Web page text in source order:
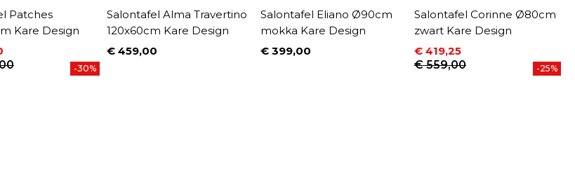
Patches
Kare Design
prijs
-30%
Salontafel Alma Travertino
120x60cm Kare Design
Prijs
€ 459,00
Salontafel Eliano Ø90cm
mokka Kare Design
Prijs
€ 399,00
Salontafel Corinne Ø80cm
zwart Kare Design
Prijs
€ 419,25
Normale prijs
€ 559,00 -25%